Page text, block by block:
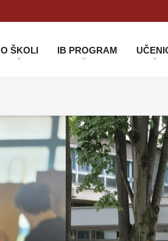
O ŠKOLI IB PROGRAM